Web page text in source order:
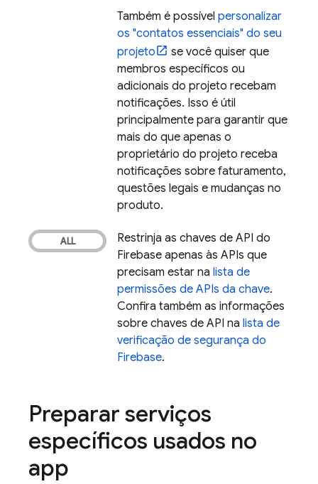
Também é possível personalizar
os "contatos essenciais" do seu
projeto
se você quiser que
membros específicos ou
adicionais do projeto recebam
notificações. Isso é útil
principalmente para garantir que
mais do que apenas o
proprietário do projeto receba
notificações sobre faturamento,
questões legais e mudanças no
produto.
Restrinja as chaves de API do
Firebase apenas às APIs que
precisam estar na lista de
permissões de APIs da chave.
Confira também as informações
sobre chaves de API na lista de
verificação de segurança do
Firebase.
Preparar serviços
específicos usados no
app